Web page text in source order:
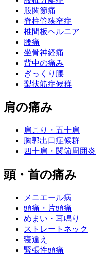
股関節痛
脊柱管狭窄症
椎間板ヘルニア
腰痛
坐骨神経痛
背中の痛み
ぎっくり腰
梨状筋症候群
肩の痛み
肩こり・五十肩
胸郭出口症候群
四十肩・関節周囲炎
頭・首の痛み
メニエール病
頭痛・片頭痛
めまい・耳鳴り
ストレートネック
寝違え
緊張性頭痛